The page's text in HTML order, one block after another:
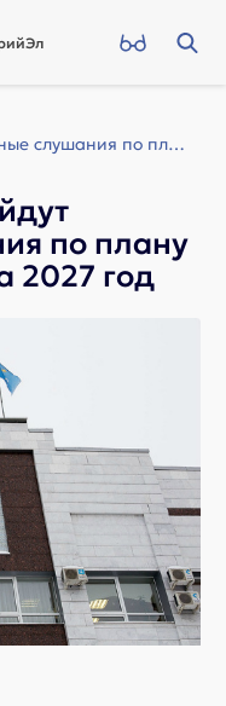
В Йошкар-Оле пройдут публичные слушания по плану благоустройства на 2027 год
по плану
2027 год